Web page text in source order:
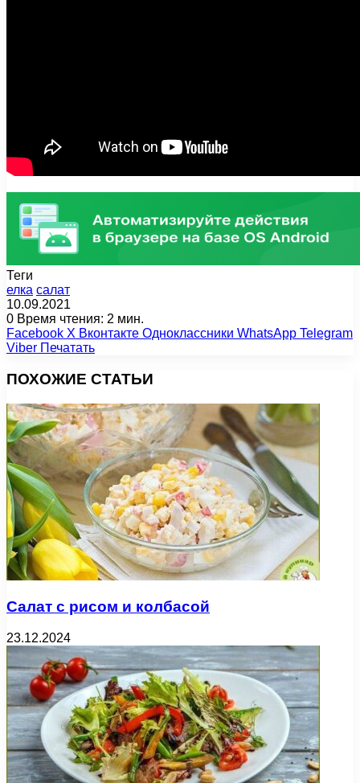
Теги
елка салат
10.09.2021
0 Время чтения: 2 мин.
Facebook X Вконтакте Одноклассники WhatsApp Telegram
Viber Печатать
ПОХОЖИЕ СТАТЬИ
Салат с рисом и колбасой
23.12.2024